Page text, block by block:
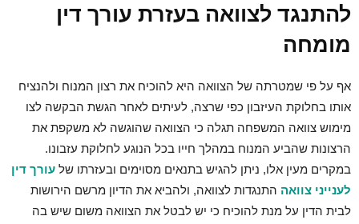
להתנגד לצוואה בעזרת עורך דין
מומחה
אף על פי שמטרתה של הצוואה היא להוכיח את רצון המנוח ולהנציח
אותו בחלוקת העיזבון כפי שרצה, לעיתים לאחר הגשת הבקשה לצו
מימוש צוואה המשפחה תגלה כי הצוואה שהוגשה לא משקפת את
הרצונות שהביע המנוח במהלך חייו בכל הנוגע לחלוקת עזבונו.
במקרים מעין אלו, ניתן להגיש בתנאים מסוימים ובעזרתו של עורך דין
לענייני צוואה התנגדות לצוואה, ולהביא את הדיון מרשם הירושות
לבית הדין על מנת להוכיח כי יש לבטל את הצוואה משום שיש בה